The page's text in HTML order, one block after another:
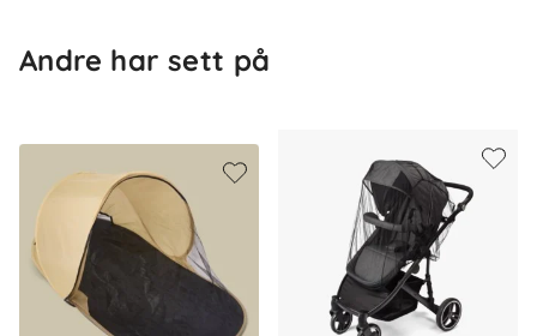
Andre har sett på